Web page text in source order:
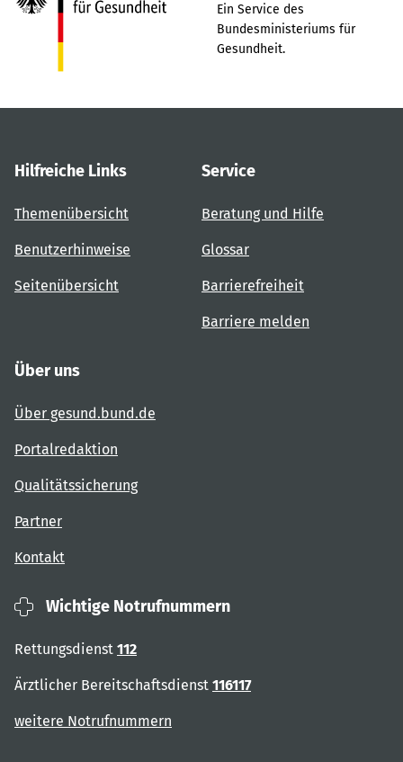
Ein Service des
Bundesministeriums für
Gesundheit.
Hilfreiche Links
Themenübersicht
Benutzerhinweise
Seitenübersicht
Service
Beratung und Hilfe
Glossar
Barrierefreiheit
Barriere melden
Über uns
Über gesund.bund.de
Portalredaktion
Qualitätssicherung
Partner
Kontakt
Wichtige Notrufnummern
Rettungsdienst 112
Ärztlicher Bereitschaftsdienst 116117
weitere Notrufnummern